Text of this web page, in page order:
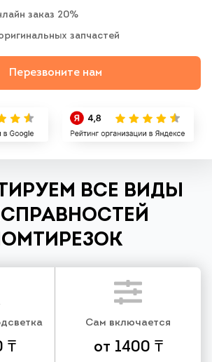
заказ 20%
запчастей
Перезвоните нам
ВСЕ ВИДЫ
₸
Сам включается
от 1400 ₸